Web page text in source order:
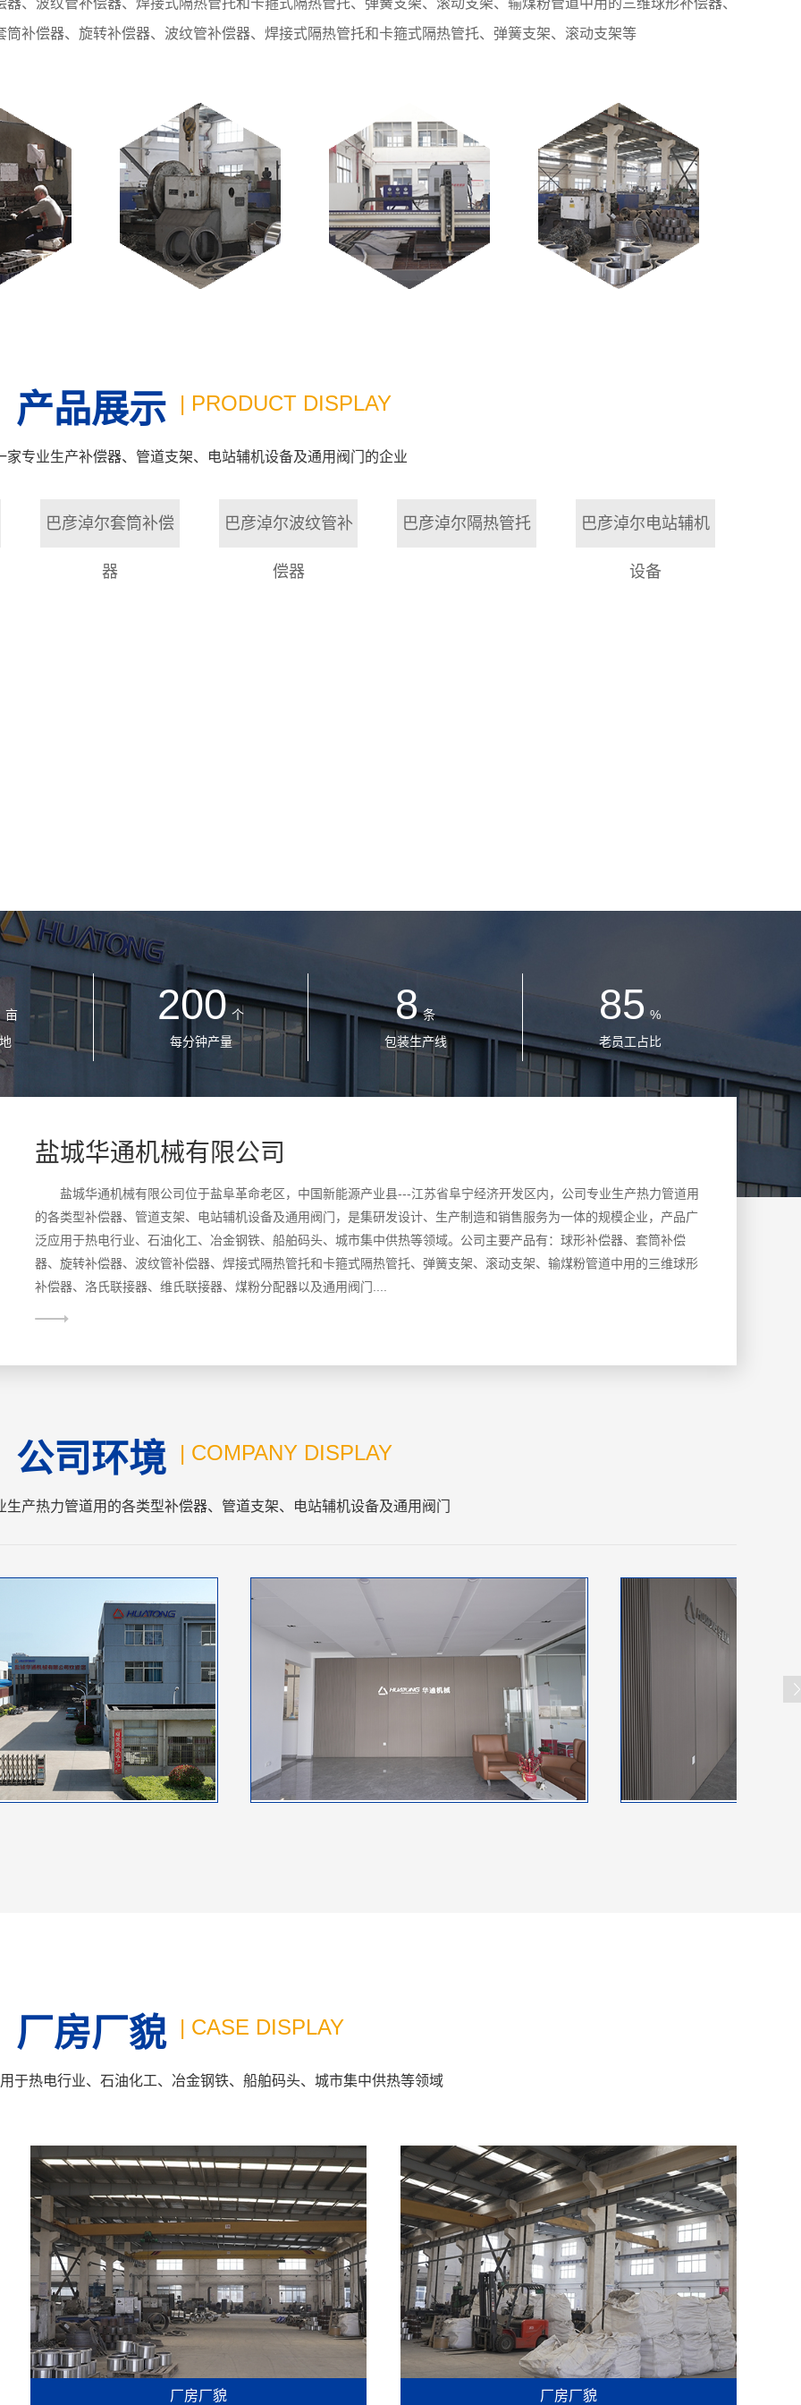
、波纹管补偿器、焊接式隔热管托和卡箍式隔热管托、弹簧支架、滚动支架、输煤粉管道中用的三维球形补偿器、
补偿器、旋转补偿器、波纹管补偿器、焊接式隔热管托和卡箍式隔热管托、弹簧支架、滚动支架等
产品展示 | PRODUCT DISPLAY
家专业生产补偿器、管道支架、电站辅机设备及通用阀门的企业
巴彦淖尔套筒补偿
器
巴彦淖尔波纹管补
偿器
巴彦淖尔隔热管托 巴彦淖尔电站辅机
设备
亩
200 个
每分钟产量
8 条
包装生产线
85 %
老员工占比
盐城华通机械有限公司
盐城华通机械有限公司位于盐阜革命老区，中国新能源产业县---江苏省阜宁经济开发区内，公司专业生产热力管道用
的各类型补偿器、管道支架、电站辅机设备及通用阀门，是集研发设计、生产制造和销售服务为一体的规模企业，产品广
泛应用于热电行业、石油化工、冶金钢铁、船舶码头、城市集中供热等领域。公司主要产品有：球形补偿器、套筒补偿
器、旋转补偿器、波纹管补偿器、焊接式隔热管托和卡箍式隔热管托、弹簧支架、滚动支架、输煤粉管道中用的三维球形
补偿器、洛氏联接器、维氏联接器、煤粉分配器以及通用阀门....
公司环境 | COMPANY DISPLAY
生产热力管道用的各类型补偿器、管道支架、电站辅机设备及通用阀门
厂房厂貌 | CASE DISPLAY
于热电行业、石油化工、冶金钢铁、船舶码头、城市集中供热等领域
厂房厂貌 厂房厂貌